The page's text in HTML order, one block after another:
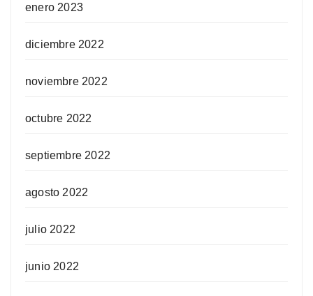
enero 2023
diciembre 2022
noviembre 2022
octubre 2022
septiembre 2022
agosto 2022
julio 2022
junio 2022